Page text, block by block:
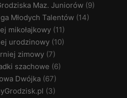
Maz. Juniorów (9)
Młodych Talentów (14)
mikołajkowy (11)
urodzinowy (10)
zimowy (7)
szachowe (6)
Dwójka (67)
(3)